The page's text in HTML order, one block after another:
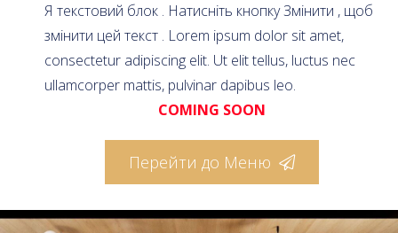
Я текстовий блок . Натисніть кнопку Змінити , щоб
змінити цей текст . Lorem ipsum dolor sit amet,
consectetur adipiscing elit. Ut elit tellus, luctus nec
ullamcorper mattis, pulvinar dapibus leo.
COMING SOON
Перейти до Меню